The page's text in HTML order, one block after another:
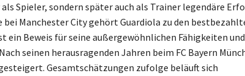
Spieler, sondern später auch als Trainer legendäre
bei Manchester City gehört Guardiola zu den
ein Beweis für seine außergewöhnlichen Fähigkeiten und
seinen herausragenden Jahren beim FC Bayern
Gesamtschätzungen zufolge beläuft sich